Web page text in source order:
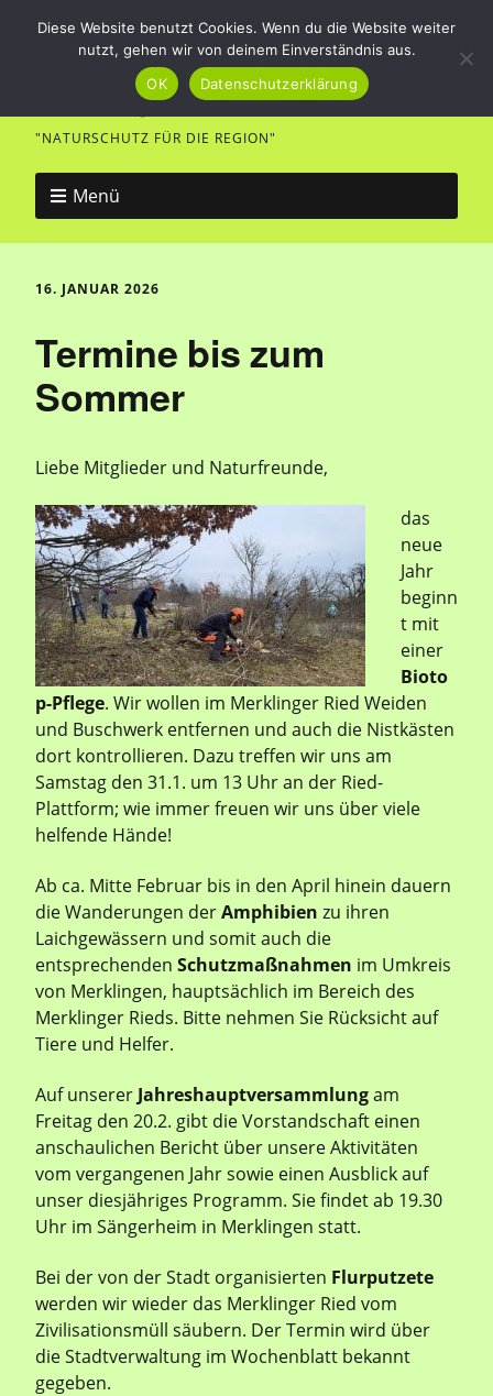
Vogel- und Naturfreunde
Merklingen
"NATURSCHUTZ FÜR DIE REGION"
Menü
16. JANUAR 2026
Termine bis zum
Sommer
Liebe Mitglieder und Naturfreunde,
das
neue
Jahr
beginn
t mit
einer
Bioto
p-Pflege. Wir wollen im Merklinger Ried Weiden
und Buschwerk entfernen und auch die Nistkästen
dort kontrollieren. Dazu treffen wir uns am
Samstag den 31.1. um 13 Uhr an der Ried-
Plattform; wie immer freuen wir uns über viele
helfende Hände!
Ab ca. Mitte Februar bis in den April hinein dauern
die Wanderungen derAmphibien zu ihren
Laichgewässern und somit auch die
entsprechenden Schutzmaßnahmen im Umkreis
von Merklingen, hauptsächlich im Bereich des
Merklinger Rieds. Bitte nehmen Sie Rücksicht auf
Tiere und Helfer.
Auf unserer Jahreshauptversammlungam
Freitag den 20.2. gibt die Vorstandschaft einen
anschaulichen Bericht über unsere Aktivitäten
vom vergangenen Jahr sowie einen Ausblick auf
unser diesjähriges Programm. Sie findet ab 19.30
Uhr im Sängerheim in Merklingen statt.
Bei der von der Stadt organisierten Flurputzete
werden wir wieder das Merklinger Ried vom
Zivilisationsmüll säubern. Der Termin wird über
die Stadtverwaltung im Wochenblatt bekannt
gegeben.
Diese Website benutzt Cookies. Wenn du die Website weiter
nutzt, gehen wir von deinem Einverständnis aus.
OK
Datenschutzerklärung